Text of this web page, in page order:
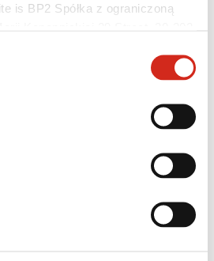
is BP2 Spółka z ograniczoną